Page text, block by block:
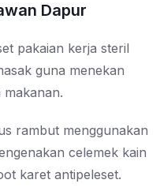
Dapur
pakaian kerja steril
guna menekan
rambut menggunakan
celemek kain
karet antipeleset.